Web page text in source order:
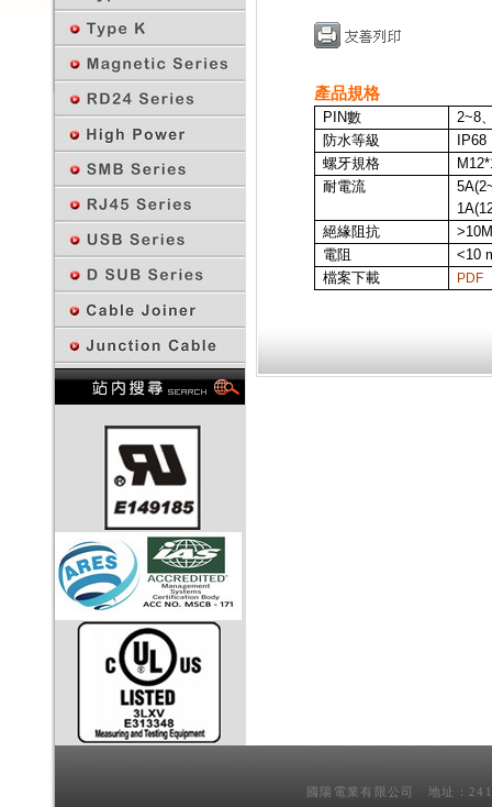
產品規格
PIN數 2~8
防水等級
IP68
螺牙規格
耐電流
5A
1A
絕緣阻抗
電阻
<10
檔案下載
PDF
國陽電業有限公司 地址：